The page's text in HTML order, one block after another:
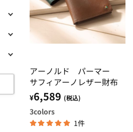
アーノルド パーマー
サフィアーノレザー財布
¥6,589 (税込)
3colors
1件